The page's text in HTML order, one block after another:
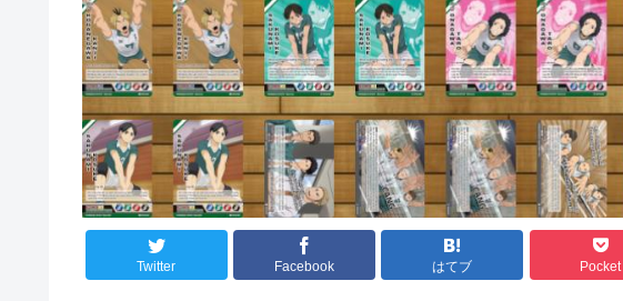
Twitter Facebook はてブ Pocket